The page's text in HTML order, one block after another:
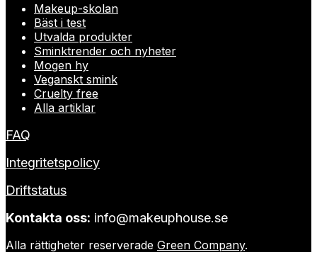
Makeup-skolan
Bäst i test
Utvalda produkter
Sminktrender och nyheter
Mogen hy
Veganskt smink
Cruelty free
Alla artiklar
FAQ
Integritetspolicy
Driftstatus
Kontakta oss: info@makeuphouse.se
Alla rättigheter reserverade Green Company.